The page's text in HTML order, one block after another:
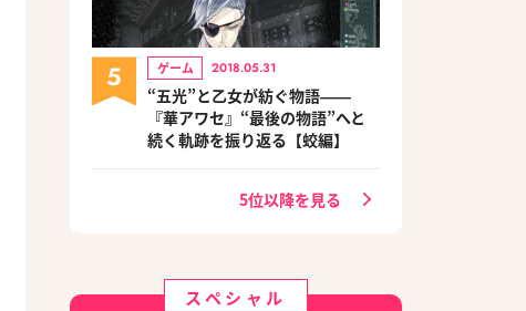
5 ゲーム 2018.05.31
“五光”と乙女が紡ぐ物語――
『華アワセ』“最後の物語”へと
続く軌跡を振り返る【蛟編】
5位以降を見る
スペシャル